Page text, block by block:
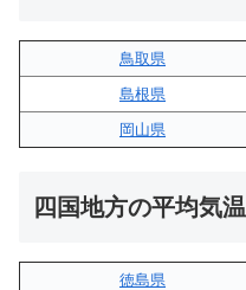
鳥取県
島根県
岡山県
四国地方の平均気温
徳島県